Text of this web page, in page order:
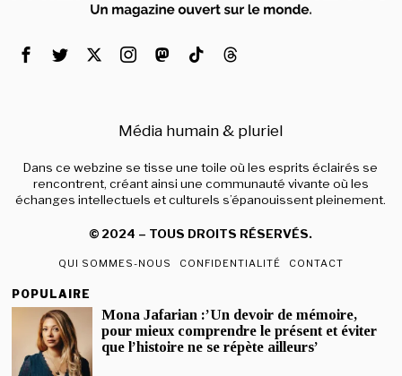
Média humain & pluriel
Dans ce webzine se tisse une toile où les esprits éclairés se
rencontrent, créant ainsi une communauté vivante où les
échanges intellectuels et culturels s’épanouissent pleinement.
© 2024 – TOUS DROITS RÉSERVÉS.
QUI SOMMES-NOUS CONFIDENTIALITÉ CONTACT
POPULAIRE
Mona Jafarian :’Un devoir de mémoire,
pour mieux comprendre le présent et éviter
que l’histoire ne se répète ailleurs’